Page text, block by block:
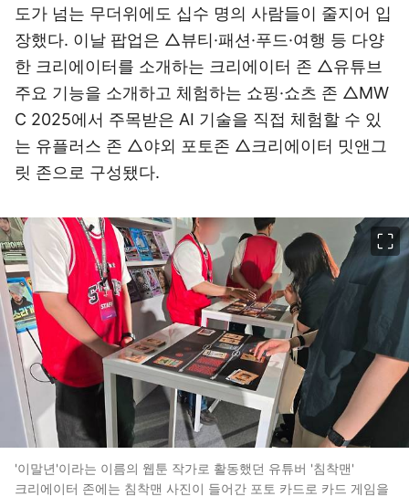
도가 넘는 무더위에도 십수 명의 사람들이 줄지어 입
장했다. 이날 팝업은 △뷰티·패션·푸드·여행 등 다양
한 크리에이터를 소개하는 크리에이터 존 △유튜브
주요 기능을 소개하고 체험하는 쇼핑·쇼츠 존 △MW
C 2025에서 주목받은 AI 기술을 직접 체험할 수 있
는 유플러스 존 △야외 포토존 △크리에이터 밋앤그
릿 존으로 구성됐다.
'이말년'이라는 이름의 웹툰 작가로 활동했던 유튜버 '침착맨'
크리에이터 존에는 침착맨 사진이 들어간 포토 카드로 카드 게임을